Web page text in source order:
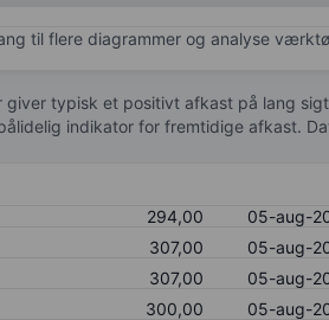
til flere diagrammer og analyse
giver typisk et positivt afkast på lang
indikator for fremtidige afkast.
294,00
05-aug-
307,00
05-aug-
307,00
05-aug-
300,00
05-aug-